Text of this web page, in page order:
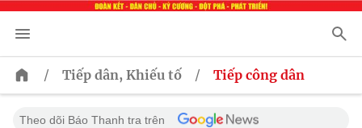
/ Tiếp dân, Khiếu tố / Tiếp công dân
Theo dõi Báo Thanh tra trên